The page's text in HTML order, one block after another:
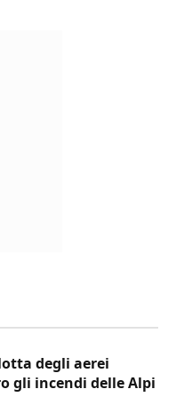
degli aerei
gli incendi delle Alpi